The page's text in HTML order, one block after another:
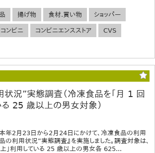
揚げ物 食材.買い物 ショッパー
コンビニ コンビニエンスストア CVS
況”実態調査（冷凍食品を「月 1 回
る 25 歳以上の男女対象）
年2月23日から2月24日にかけて、冷凍食品の利用
の利用状況”実態調査』を実施しました。調査対象は、
」利用している 25 歳以上の男女各 625...